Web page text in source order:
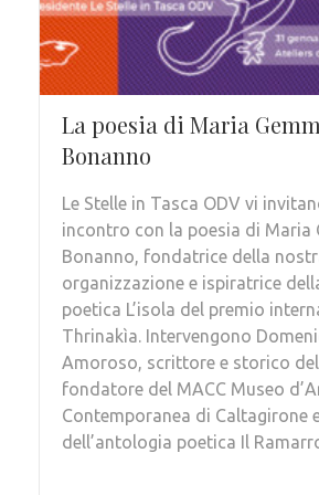
La poesia di Maria
Bonanno
Le Stelle in Tasca ODV vi
incontro con la poesia di Maria
Bonanno, fondatrice della
organizzazione e ispiratrice
poetica L’isola del premio
Thrinakìa. Intervengono
Amoroso, scrittore e storico
fondatore del MACC Museo
Contemporanea di Caltagirone
dell’antologia poetica Il